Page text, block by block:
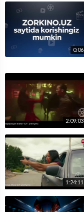
0:06
2:09:03
1:24:11